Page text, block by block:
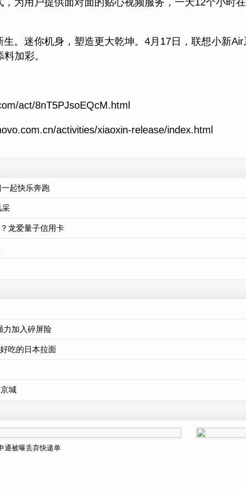
。迷你机身，塑造更大乾坤。4月17日，联想小新
加彩。
act/8nT5PJsoEQcM.html
activities/xiaoxin-release/index.html
起快乐奔跑
采
龙爱量子信用卡
力加入碎屏险
吃的日本拉面
城
通被曝丢弃快递单